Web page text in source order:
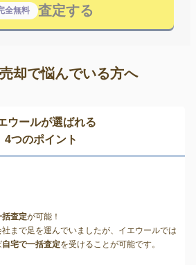
全無料 査定する
却で悩んでいる方へ
ウールが選ばれる
4つのポイント
括査定が可能！
まで足を運んでいましたが、イエウールでは
自宅で一括査定を受けることが可能です。